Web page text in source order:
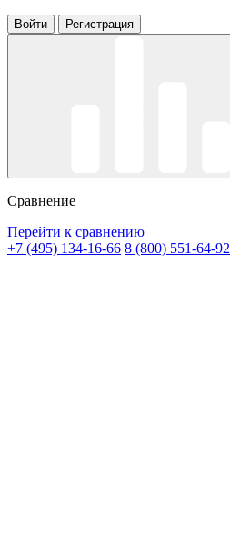
Войти Регистрация
Сравнение
Перейти к сравнению
+7 (495) 134-16-66 8 (800) 551-64-92